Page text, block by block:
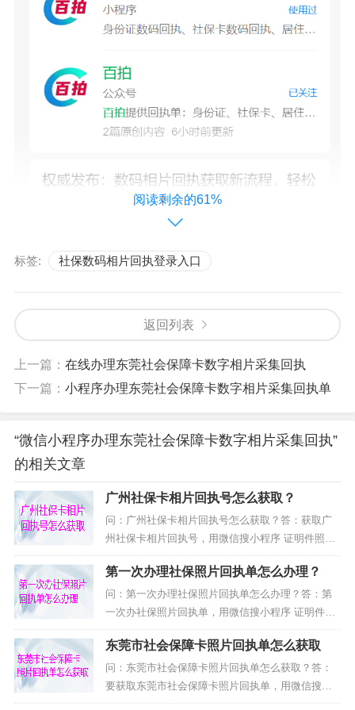
第二、在小程序首页中选择需要办理的证件回执类型与城
市（一定不要选择错误了），首页可以选择与搜索。
阅读剩余的61%
标签: 社保数码相片回执登录入口
返回列表
上一篇： 在线办理东莞社会保障卡数字相片采集回执
下一篇： 小程序办理东莞社会保障卡数字相片采集回执单
“微信小程序办理东莞社会保障卡数字相片采集回执”
的相关文章
广州社保卡相片回执号怎么获取？
问：广州社保卡相片回执号怎么获取？答：获取广
州社保卡相片回执号，用微信搜小程序 证明件照相
馆 办理（在线回执），选择你需要办理的类型与地
区就可以办理了，具体操作步骤如下。第一、打开
微信的“扫一扫”功能，扫描下面的二维码，直接进入
到小程序，用微信搜“证明件照相馆”小程序或者“寸
照回执”公众号。注意：用手机访问本页面的用户，
可以先保存上面的二维码到手机相册；然后打开微
信...
第一次办理社保照片回执单怎么办理？
问：第一次办理社保照片回执单怎么办理？答：第
一次办社保照片回执单，用微信搜小程序 证明件照
相馆 办理（在线回执），选择你需要办理的类型与
地区就可以办理了，具体操作步骤如下。第一、打
开微信的“扫一扫”功能，扫描下面的二维码，直接进
入到小程序，用微信搜“证明件照相馆”小程序或者
“寸照回执”公众号。注意：用手机访问本页面的用
东莞市社会保障卡照片回执单怎么获取
问：东莞市社会保障卡照片回执单怎么获取？答：
要获取东莞市社会保障卡照片回执单，用微信搜小
程序 证明件照相馆 办理（在线回执），选择你需